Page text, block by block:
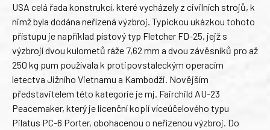
USA celá řada konstrukcí, které vycházely z civilních strojů, k
nimž byla dodána neřízená výzbroj. Typickou ukázkou tohoto
přístupu je například pístový typ Fletcher FD-25, jejž s
výzbrojí dvou kulometů ráže 7,62 mm a dvou závěsníků pro až
250 kg pum používala k protipovstaleckým operacím
letectva Jižního Vietnamu a Kambodži. Novějším
představitelem této kategorie je mj. Fairchild AU-23
Peacemaker, který je licenční kopií víceúčelového typu
Pilatus PC-6 Porter, obohacenou o neřízenou výzbroj. Do